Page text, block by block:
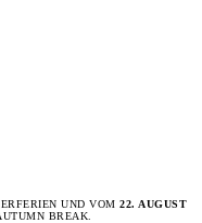
UND VOM22. AUGUST
BREAK.